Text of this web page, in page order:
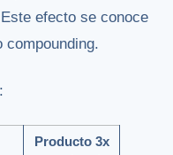
efecto se conoce
compounding.
Producto 3x